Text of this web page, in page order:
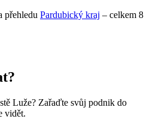
přehledu Pardubický kraj – celkem 8
Luže? Zařaďte svůj podnik do
vidět.